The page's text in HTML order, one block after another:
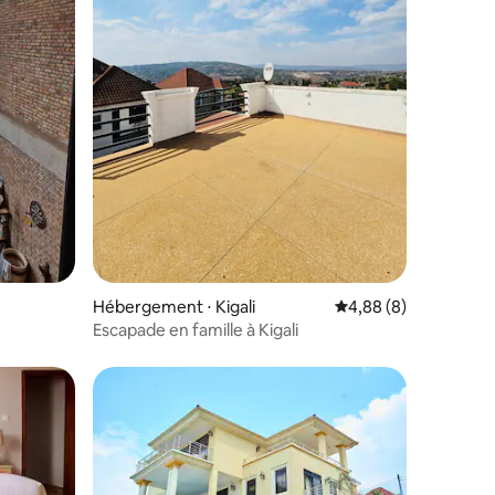
Hébergement ⋅ Kigali Évaluation moyenne
4,88 (8)
Escapade en famille à Kigali